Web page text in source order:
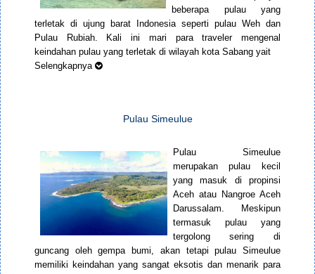
beberapa pulau yang
terletak di ujung barat Indonesia seperti pulau Weh dan
Pulau Rubiah. Kali ini mari para traveler mengenal
keindahan pulau yang terletak di wilayah kota Sabang yait
Selengkapnya
Pulau Simeulue
Pulau Simeulue
merupakan pulau kecil
yang masuk di propinsi
Aceh atau Nangroe Aceh
Darussalam. Meskipun
termasuk pulau yang
tergolong sering di
guncang oleh gempa bumi, akan tetapi pulau Simeulue
memiliki keindahan yang sangat eksotis dan menarik para